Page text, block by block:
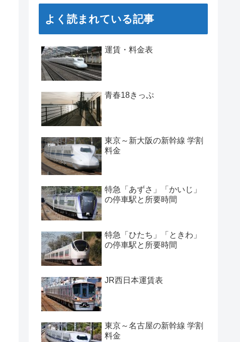
よく読まれている記事
運賃・料金表
青春18きっぷ
東京～新大阪の新幹線 学割
料金
特急「あずさ」「かいじ」
の停車駅と所要時間
特急「ひたち」「ときわ」
の停車駅と所要時間
JR西日本運賃表
東京～名古屋の新幹線 学割
料金